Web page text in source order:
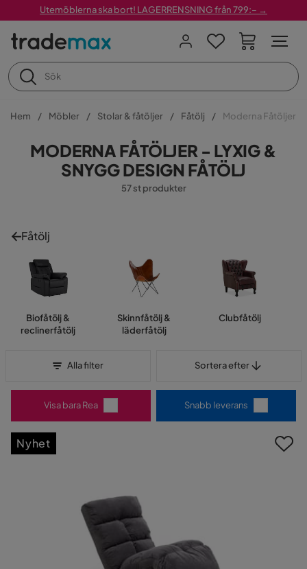
Utemöblerna ska bort! LAGERRENSNING från 799:– →
Hem Möbler Stolar & fåtöljer Fåtölj Moderna Fåtöljer
MODERNA FÅTÖLJER - LYXIG &
SNYGG DESIGN FÅTÖLJ
57 st produkter
Fåtölj
Biofåtölj &
reclinerfåtölj
Skinnfåtölj &
läderfåtölj
Clubfåtölj
Alla filter Sortera efter
Visa bara Rea Snabb leverans
Nyhet